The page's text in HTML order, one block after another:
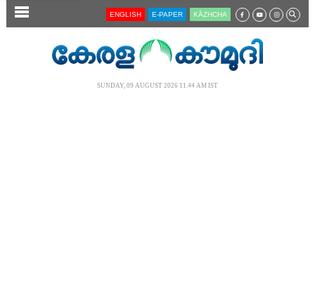
SECTIONS ENGLISH E-PAPER KĀZHCHA
SUNDAY, 09 AUGUST 2026 11.44 AM IST